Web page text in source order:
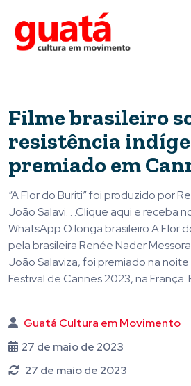
Filme brasileiro
resistência
premiado em
“A Flor do Buriti” foi produzido por
João Salavi. . .Clique aqui e receba
WhatsApp O longa brasileiro A Flor
pela brasileira Renée Nader
João Salaviza, foi premiado na
Festival de Cannes 2023, na França.
Guatá Cultura em Movimento
27 de maio de 2023
27 de maio de 2023